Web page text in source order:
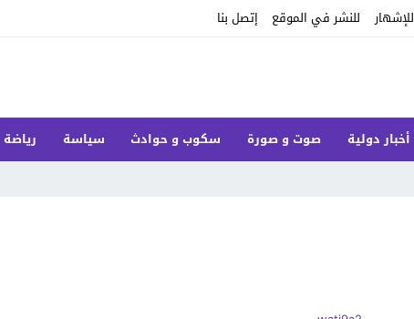
للإشهار للنشر في الموقع إتصل بنا
أخبار دولية صوت و صورة سكوب و حوادث سياسة رياضة